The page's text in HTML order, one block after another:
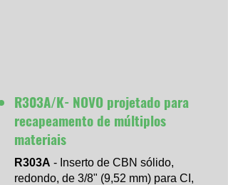
R303A/K- NOVO projetado para
recapeamento de múltiplos
materiais
R303A - Inserto de CBN sólido,
redondo, de 3/8" (9,52 mm) para CI,